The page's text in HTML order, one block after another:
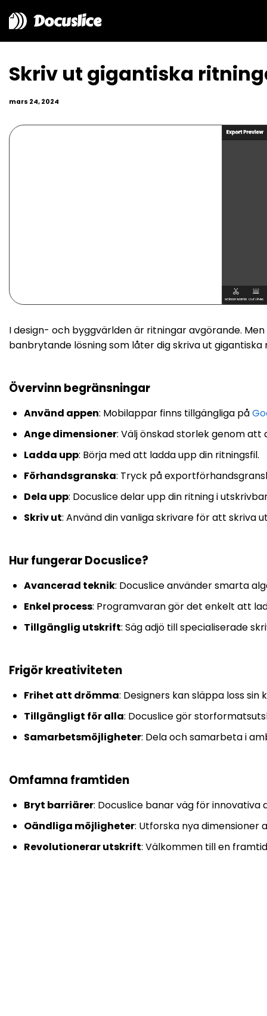
Docuslice
Skriv ut gigantiska
mars 24, 2024
I design- och byggvärlden är ritningar avgörande.
banbrytande lösning som låter dig skriva ut
Övervinn begränsningar
Använd appen: Mobilappar finns tillgängliga på
Ange dimensioner: Välj önskad storlek genom
Ladda upp: Börja med att ladda upp din ritningsfil.
Förhandsgranska: Tryck på
Dela upp: Docuslice delar upp din ritning i
Skriv ut: Använd din vanliga skrivare för att skriva
Hur fungerar Docuslice?
Avancerad teknik: Docuslice använder smarta
Enkel process: Programvaran gör det enkelt att
Tillgänglig utskrift: Säg adjö till specialiserade
Frigör kreativiteten
Frihet att drömma: Designers kan släppa loss
Tillgängligt för alla: Docuslice gör
Samarbetsmöjligheter: Dela och samarbeta i
Omfamna framtiden
Bryt barriärer: Docuslice banar väg för innovativa
Oändliga möjligheter: Utforska nya
Revolutionerar utskrift: Välkommen till en